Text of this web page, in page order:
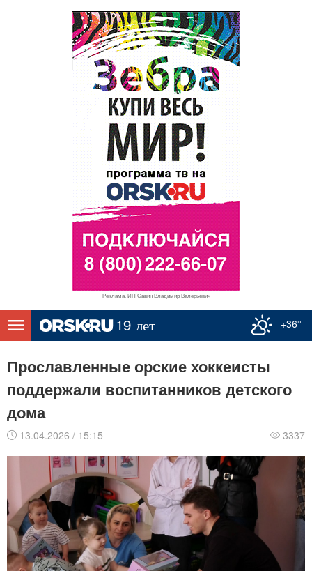
Реклама. ИП Савин Владимир Валерьевич
+36°
Прославленные орские хоккеисты
поддержали воспитанников детского
дома
13.04.2026 / 15:15 3337